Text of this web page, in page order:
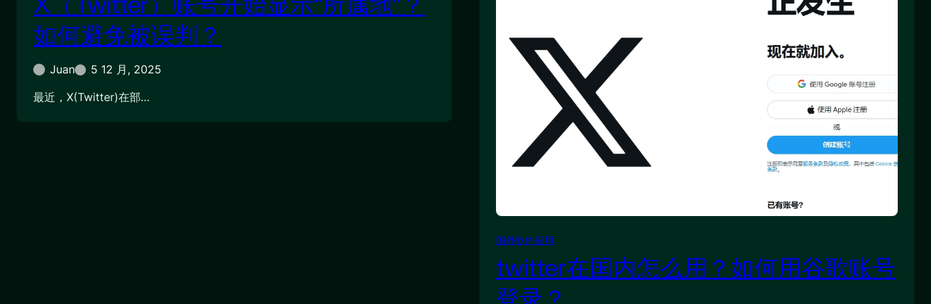
如何避免被误判？
Juan
5 12 月, 2025
最近，X(Twitter)在部…
国外软件应用
twitter在国内怎么用？如何用谷歌账号